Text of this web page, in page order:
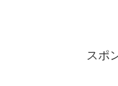
スポ